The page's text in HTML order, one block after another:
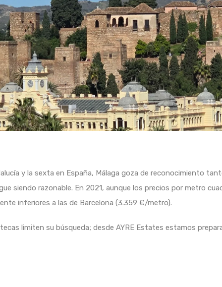
y la sexta en España, Málaga goza de reconocimiento
siendo razonable. En 2021, aunque los precios por metro
inferiores a las de Barcelona (3.359 €/metro).
limiten su búsqueda; desde AYRE Estates estamos